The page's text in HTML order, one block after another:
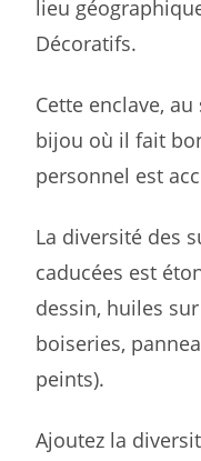
lieu
Décoratifs.
Cette enclave,
bijou où il fait
personnel est
La diversité des
caducées est
dessin, huiles
boiseries,
peints).
Ajoutez la